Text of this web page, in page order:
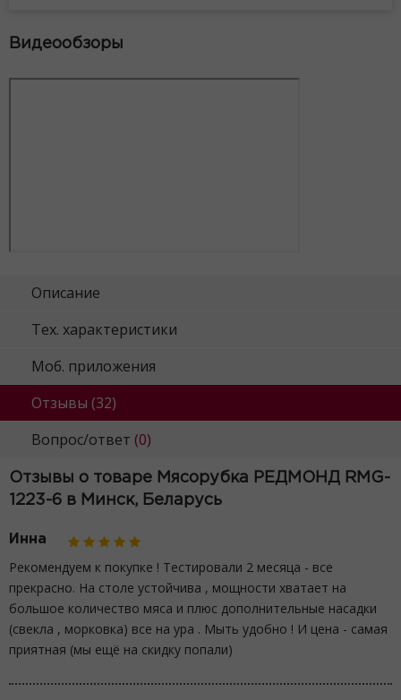
Видеообзоры
Описание
Тех. характеристики
Моб. приложения
Отзывы (32)
Вопрос/ответ (0)
Отзывы о товаре Мясорубка РЕДМОНД RMG-
1223-6 в Минск, Беларусь
Инна
Рекомендуем к покупке ! Тестировали 2 месяца - все
прекрасно. На столе устойчива , мощности хватает на
большое количество мяса и плюс дополнительные насадки
(свекла , морковка) все на ура . Мыть удобно ! И цена - самая
приятная (мы ещё на скидку попали)